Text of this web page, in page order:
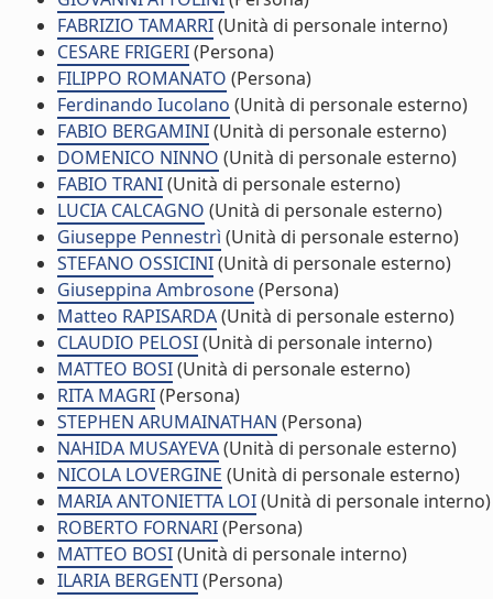
FABRIZIO TAMARRI(Unità di personale interno)
CESARE FRIGERI(Persona)
FILIPPO ROMANATO (Persona)
Ferdinando Iucolano (Unità di personale esterno)
FABIO BERGAMINI(Unità di personale esterno)
DOMENICO NINNO (Unità di personale esterno)
FABIO TRANI(Unità di personale esterno)
LUCIA CALCAGNO (Unità di personale esterno)
Giuseppe Pennestrì (Unità di personale esterno)
STEFANO OSSICINI(Unità di personale esterno)
Giuseppina Ambrosone(Persona)
Matteo RAPISARDA(Unità di personale esterno)
CLAUDIO PELOSI(Unità di personale interno)
MATTEO BOSI(Unità di personale esterno)
RITA MAGRI(Persona)
STEPHEN ARUMAINATHAN (Persona)
NAHIDA MUSAYEVA(Unità di personale esterno)
NICOLA LOVERGINE (Unità di personale esterno)
MARIA ANTONIETTA LOI(Unità di personale interno)
ROBERTO FORNARI(Persona)
MATTEO BOSI(Unità di personale interno)
ILARIA BERGENTI(Persona)